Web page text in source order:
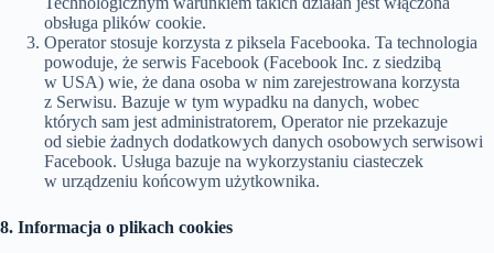
obsługa plików cookie.
Operator stosuje korzysta z piksela Facebooka. Ta technologia
powoduje, że serwis Facebook (Facebook Inc. z siedzibą
w USA) wie, że dana osoba w nim zarejestrowana korzysta
z Serwisu. Bazuje w tym wypadku na danych, wobec
których sam jest administratorem, Operator nie przekazuje
od siebie żadnych dodatkowych danych osobowych serwisowi
Facebook. Usługa bazuje na wykorzystaniu ciasteczek
w urządzeniu końcowym użytkownika.
8. Informacja o plikach cookies